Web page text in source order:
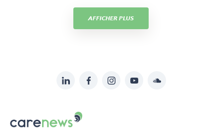
AFFICHER PLUS
sur:
LinkedInFacebookInstagramYouTubeSoundcloud
Le